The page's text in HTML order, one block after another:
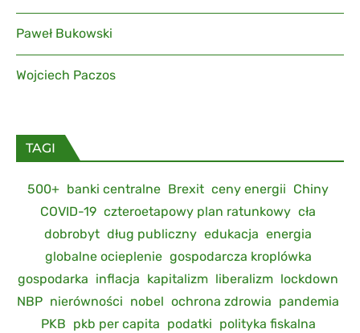
Paweł Bukowski
Wojciech Paczos
TAGI
500+ banki centralne Brexit ceny energii Chiny
COVID-19 czteroetapowy plan ratunkowy cła
dobrobyt dług publiczny edukacja energia
globalne ocieplenie gospodarcza kroplówka
gospodarka inflacja kapitalizm liberalizm lockdown
NBP nierówności nobel ochrona zdrowia pandemia
PKB pkb per capita podatki polityka fiskalna